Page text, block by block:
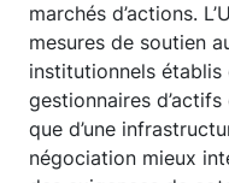
marchés d’actions.
mesures de soutien
institutionnels établis
gestionnaires
que d’une
négociation mieux